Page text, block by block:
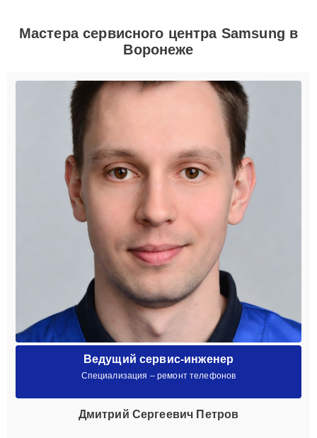
Мастера сервисного центра Samsung в
Воронеже
Ведущий сервис-инженер
Специализация – ремонт телефонов
Дмитрий Сергеевич Петров